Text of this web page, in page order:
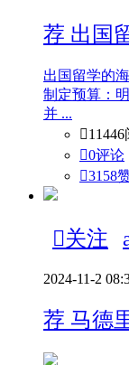
荐 出国
出国留学的
制定预算：
并 ...

0评论
3158
关注
2024-11-2
荐 马德